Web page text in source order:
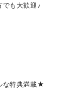
でも大歓迎♪
な特典満載★